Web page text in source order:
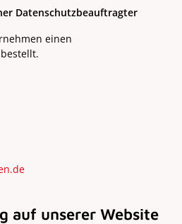
Datenschutzbeauftragter
einen
auf unserer Website